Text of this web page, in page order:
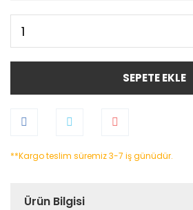
SEPETE EKLE
**Kargo teslim süremiz 3-7 iş günüdür.
Ürün Bilgisi